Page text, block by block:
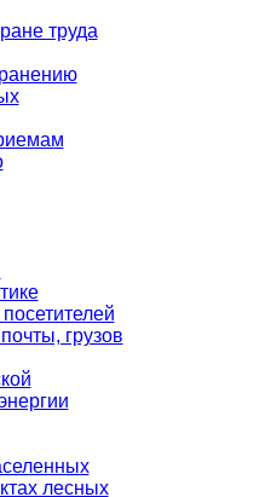
труда
грузов
лесных